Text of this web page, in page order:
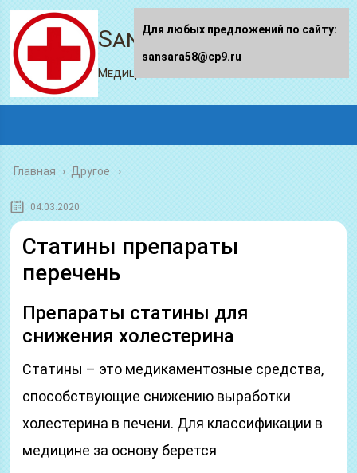
Sansara58.ru
Медицинский портал
Главная › Другое
04.03.2020
Статины препараты
перечень
Препараты статины для
снижения холестерина
Статины – это медикаментозные средства,
способствующие снижению выработки
холестерина в печени. Для классификации в
медицине за основу берется
Для любых предложений по сайту:
sansara58@cp9.ru